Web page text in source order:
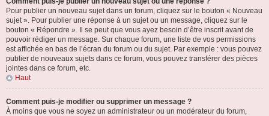
Pour publier un nouveau sujet dans un forum, cliquez sur le bouton « Nouveau
sujet ». Pour publier une réponse à un sujet ou un message, cliquez sur le
bouton « Répondre ». Il se peut que vous ayez besoin d’être inscrit avant de
pouvoir rédiger un message. Sur chaque forum, une liste de vos permissions
est affichée en bas de l’écran du forum ou du sujet. Par exemple : vous pouvez
publier de nouveaux sujets dans ce forum, vous pouvez transférer des pièces
jointes dans ce forum, etc.
Haut
Comment puis-je modifier ou supprimer un message ?
À moins que vous ne soyez un administrateur ou un modérateur du forum,